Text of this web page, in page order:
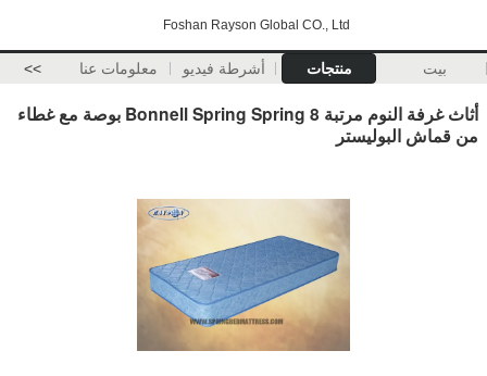
Foshan Rayson Global CO., Ltd
بيت منتجات أشرطة فيديو معلومات عنا >>
أثاث غرفة النوم مرتبة Bonnell Spring Spring 8 بوصة مع غطاء
من قماش البوليستر